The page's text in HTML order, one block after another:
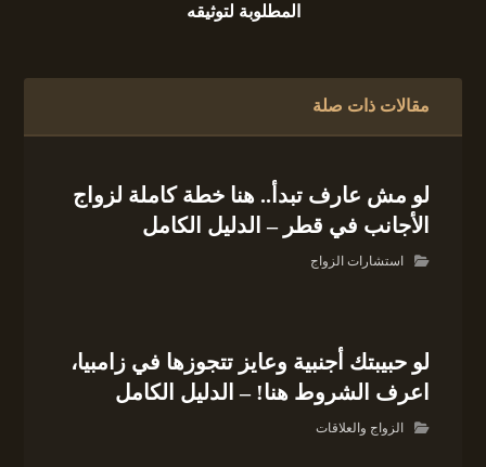
المطلوبة لتوثيقه
مقالات ذات صلة
لو مش عارف تبدأ.. هنا خطة كاملة لزواج
الأجانب في قطر – الدليل الكامل
استشارات الزواج
لو حبيبتك أجنبية وعايز تتجوزها في زامبيا،
اعرف الشروط هنا! – الدليل الكامل
الزواج والعلاقات